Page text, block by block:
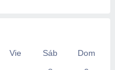
Vie Sáb
Dom